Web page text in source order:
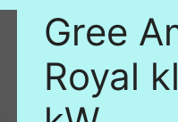
Gree
Royal